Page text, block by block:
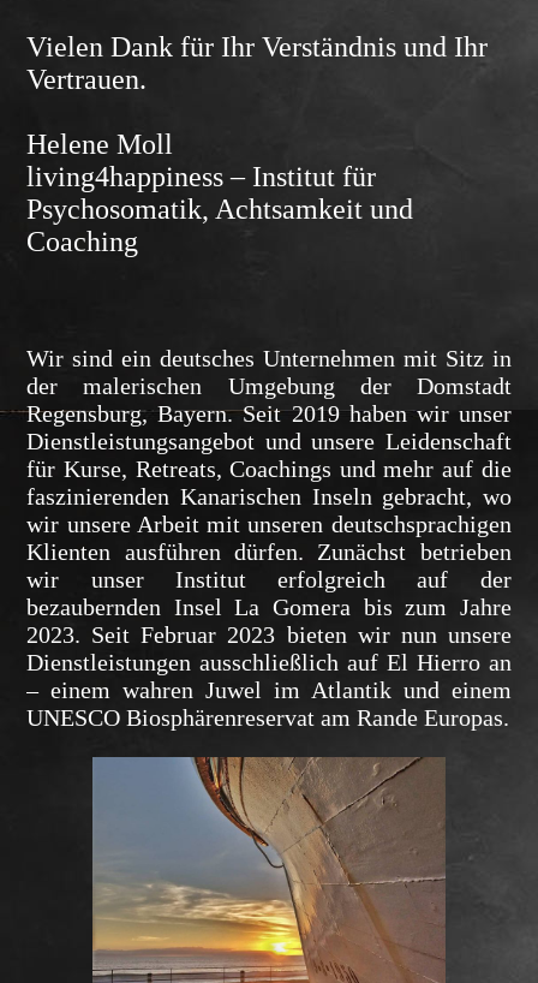
Vielen Dank für Ihr Verständnis und Ihr
Vertrauen.
Helene Moll
living4happiness – Institut für
Psychosomatik, Achtsamkeit und
Coaching
Wir sind ein deutsches Unternehmen mit Sitz in
der malerischen Umgebung der Domstadt
Regensburg, Bayern. Seit 2019 haben wir unser
Dienstleistungsangebot und unsere Leidenschaft
für Kurse, Retreats, Coachings und mehr auf die
faszinierenden Kanarischen Inseln gebracht, wo
wir unsere Arbeit mit unseren deutschsprachigen
Klienten ausführen dürfen. Zunächst betrieben
wir unser Institut erfolgreich auf der
bezaubernden Insel La Gomera bis zum Jahre
2023. Seit Februar 2023 bieten wir nun unsere
Dienstleistungen ausschließlich auf El Hierro an
– einem wahren Juwel im Atlantik und einem
UNESCO Biosphärenreservat am Rande Europas.